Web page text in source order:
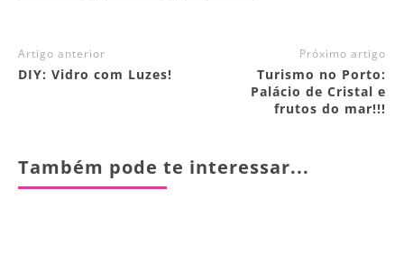
Artigo anterior
DIY: Vidro com Luzes!
Próximo artigo
Turismo no Porto:
Palácio de Cristal e
frutos do mar!!!
Também pode te interessar...